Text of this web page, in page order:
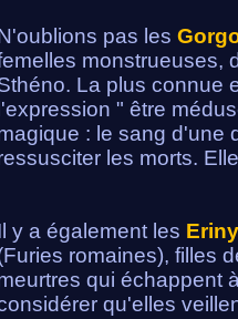
pas les
monstrueuses,
La plus connue
l'expression " être
: le sang d'une
les morts.
y a également les
romaines), filles
qui échappent
qu'elles